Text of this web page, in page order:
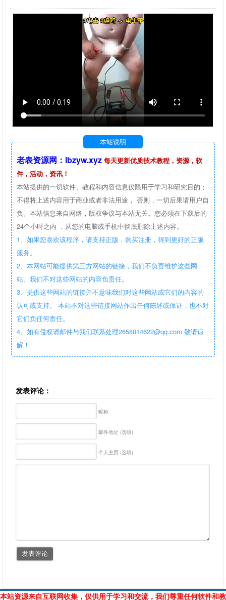
本站说明
老表资源网：lbzyw.xyz 每天更新优质技术教程，资源，软
件，活动，资讯！
本站提供的一切软件、教程和内容信息仅限用于学习和研究目的；
不得将上述内容用于商业或者非法用途， 否则，一切后果请用户自
负。本站信息来自网络，版权争议与本站无关。您必须在下载后的
24个小时之内 ，从您的电脑或手机中彻底删除上述内容。
1、如果您喜欢该程序，请支持正版，购买注册，得到更好的正版
服务。
2、本网站可能提供第三方网站的链接，我们不负责维护这些网
站。我们不对这些网站的内容负责任。
3、提供这些网站的链接并不意味我们对这些网站或它们的内容的
认可或支持。 本站不对这些链接网站作出任何陈述或保证，也不对
它们负任何责任。
4、如有侵权请邮件与我们联系处理2658014622@qq.com 敬请谅
解！
发表评论：
昵称
邮件地址 (选填)
个人主页 (选填)
本站资源来自互联网收集，仅供用于学习和交流，我们尊重任何软件和教